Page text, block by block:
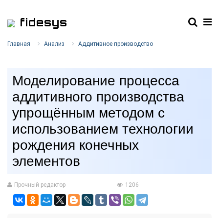
fidesys
Главная Анализ Аддитивное производство
Моделирование процесса
аддитивного производства
упрощённым методом с
использованием технологии
рождения конечных
элементов
Прочный редактор 1206